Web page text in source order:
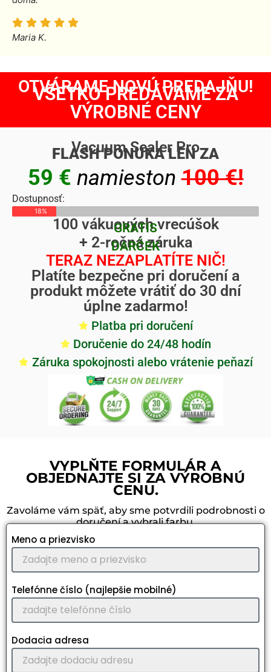
Maria K.
OTVÁRAME NOVÚ PREDAJŇU!
VŠETKO PREDÁVAME ZA
VÝROBNÉ CENY
Vacuum Sealer Pro
FLASH PONUKA LEN ZA
59 € namieston100 €!
Dostupnosť:
18%
100 vákuových vrecúšok
GRATIS
+ 2-ročná záruka
DARČEK
TERAZ NEZAPLATÍTE NIČ!
Platíte bezpečne pri doručení a
produkt môžete vrátiť do 30 dní
úplne zadarmo!
Platba pri doručení
Doručenie do 24/48 hodín
Záruka spokojnosti alebo vrátenie peňazí
VYPLŇTE FORMULÁR A
OBJEDNAJTE SI ZA VÝROBNÚ
CENU.
Zavoláme vám späť, aby sme potvrdili podrobnosti o
doručení a vybrali farbu.
Meno a priezvisko
Telefónne číslo (najlepšie mobilné)
Dodacia adresa